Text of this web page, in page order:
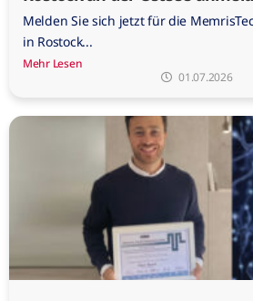
Melden Sie sich jetzt für die
in Rostock...
Mehr Lesen
01.07.2026